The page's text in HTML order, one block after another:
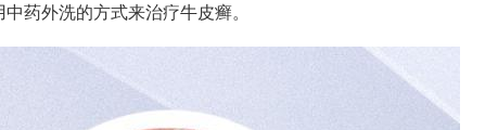
药外洗的方式来治疗牛皮癣。